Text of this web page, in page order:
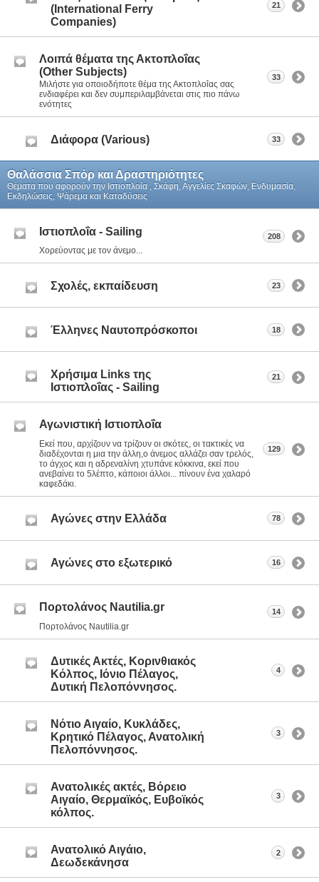
(International Ferry
Companies)
21
Λοιπά θέματα της Ακτοπλοΐας
(Other Subjects)
Μιλήστε για οποιοδήποτε θέμα της Ακτοπλοΐας σας
ενδιαφέρει και δεν συμπεριλαμβάνεται στις πιο πάνω
ενότητες
33
Διάφορα (Various) 33
Θαλάσσια Σπόρ και Δραστηριότητες
Θέματα που αφορούν την Ιστιοπλοία , Σκάφη, Αγγελίες Σκαφών, Ενδυμασία,
Εκδηλώσεις, Ψάρεμα και Καταδύσεις
Ιστιοπλοΐα - Sailing
Χορεύοντας με τον άνεμο...
208
Σχολές, εκπαίδευση 23
Έλληνες Ναυτοπρόσκοποι 18
Χρήσιμα Links της
Ιστιοπλοΐας - Sailing
21
Αγωνιστική Ιστιοπλοΐα
Εκεί που, αρχίζουν να τρίζουν οι σκότες, οι τακτικές να
διαδέχονται η μια την άλλη,ο άνεμος αλλάζει σαν τρελός,
το άγχος και η αδρεναλίνη χτυπάνε κόκκινα, εκεί που
ανεβαίνει το 5λέπτο, κάποιοι άλλοι... πίνουν ένα χαλαρό
καφεδάκι.
129
Αγώνες στην Ελλάδα 78
Αγώνες στο εξωτερικό 16
Πορτολάνος Nautilia.gr
Πορτολάνος Nautilia.gr
14
Δυτικές Ακτές, Κορινθιακός
Κόλπος, Ιόνιο Πέλαγος,
Δυτική Πελοπόννησος.
4
Νότιο Αιγαίο, Κυκλάδες,
Κρητικό Πέλαγος, Ανατολική
Πελοπόννησος.
3
Ανατολικές ακτές, Βόρειο
Αιγαίο, Θερμαϊκός, Ευβοϊκός
κόλπος.
3
Ανατολικό Αιγάιο,
Δεωδεκάνησα
2